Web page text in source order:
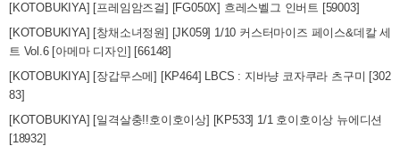
[KOTOBUKIYA] [프레임암즈걸] [FG050X] 흐레스벨그 인버트 [59003]
[KOTOBUKIYA] [창채소녀정원] [JK059] 1/10 커스터마이즈 페이스&데칼 세
트 Vol.6 [아메마 디자인] [66148]
[KOTOBUKIYA] [장갑무스메] [KP464] LBCS : 지바냥 코자쿠라 츠구미 [302
83]
[KOTOBUKIYA] [일격살충!!호이호이상] [KP533] 1/1 호이호이상 뉴에디션
[18932]